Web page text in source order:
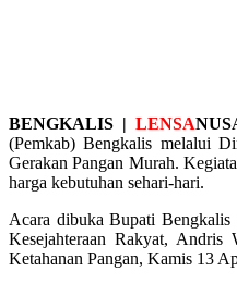
BENGKALIS |LENSA
(Pemkab) Bengkalis melalui
Gerakan Pangan Murah.
harga kebutuhan sehari-hari.
Acara dibuka Bupati
Kesejahteraan Rakyat, Andris
Ketahanan Pangan, Kamis 13